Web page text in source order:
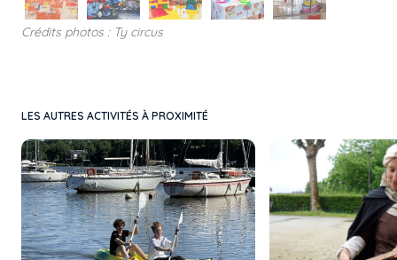
Crédits photos : Ty circus
LES AUTRES ACTIVITÉS À PROXIMITÉ